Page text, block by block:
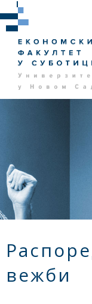
вежби